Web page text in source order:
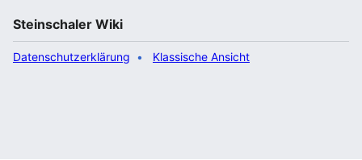
Steinschaler Wiki
Datenschutzerklärung Klassische Ansicht